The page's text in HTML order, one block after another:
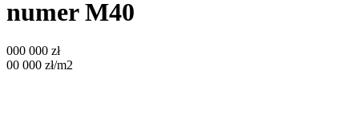
numer M40
000 000 zł
00 000 zł/m2